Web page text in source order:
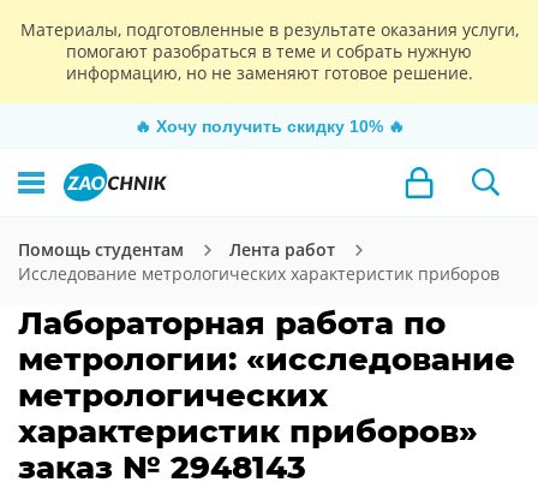
Материалы, подготовленные в результате оказания услуги,
помогают разобраться в теме и собрать нужную
информацию, но не заменяют готовое решение.
🔥 Хочу получить скидку 10% 🔥
Помощь студентам
Лента работ
Исследование метрологических характеристик приборов
Лабораторная работа по
метрологии: «исследование
метрологических
характеристик приборов»
заказ № 2948143